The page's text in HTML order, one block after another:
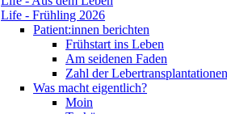
Life - Frühling 2026
Patient:innen berichten
Frühstart ins Leben
Am seidenen Faden
Zahl der
Was macht eigentlich?
Moin